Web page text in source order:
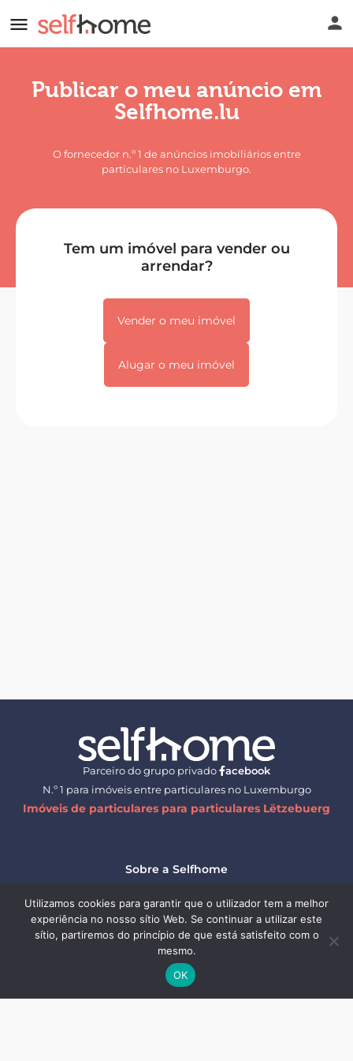
Publicar o meu anúncio em
Selfhome.lu
O fornecedor n.º 1 de anúncios imobiliários entre
particulares no Luxemburgo.
Tem um imóvel para vender ou
arrendar?
Vender o meu imóvel
Alugar o meu imóvel
Parceiro do grupo privado
acebook
N.º 1 para imóveis entre particulares no Luxemburgo
Imóveis de particulares para particulares Lëtzebuerg
Sobre a Selfhome
Termos e condições gerais
Proteção de dados
Informação jurídica
Contactar-nos
Utilizamos cookies para garantir que o utilizador tem a melhor
experiência no nosso sítio Web. Se continuar a utilizar este
sítio, partiremos do princípio de que está satisfeito com o
mesmo.
OK